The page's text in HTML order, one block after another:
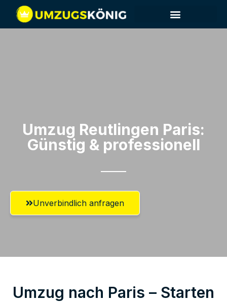
Umzug Reutlingen​ Paris:
Günstig & professionell​
Unverbindlich anfragen
Umzug nach Paris – Starten